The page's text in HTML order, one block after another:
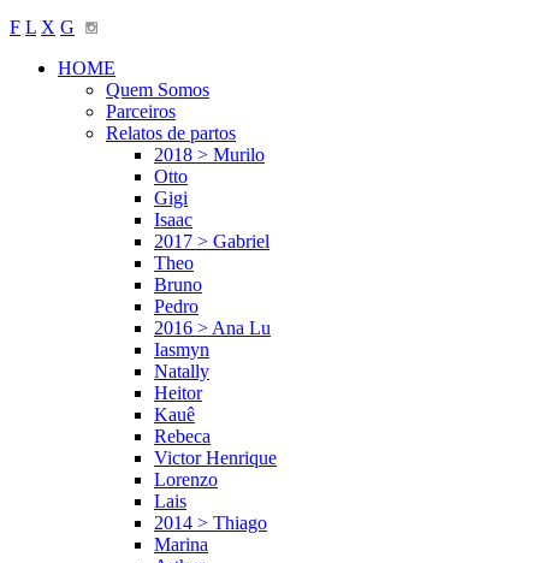
F L X G
HOME
Quem Somos
Parceiros
Relatos de partos
2018 > Murilo
Otto
Gigi
Isaac
2017 > Gabriel
Theo
Bruno
Pedro
2016 > Ana Lu
Iasmyn
Natally
Heitor
Kauê
Rebeca
Victor Henrique
Lorenzo
Lais
2014 > Thiago
Marina